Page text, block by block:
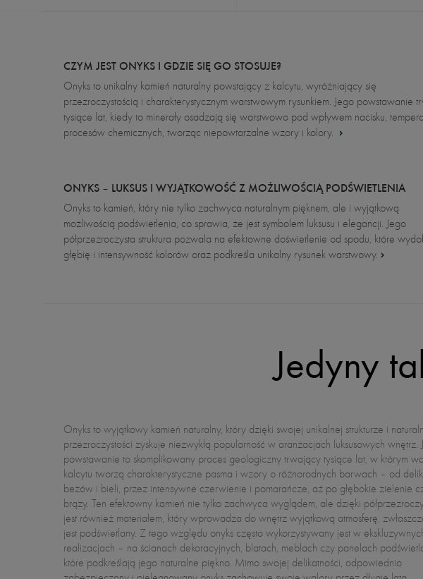
CZYM JEST ONYKS I GDZIE SIĘ GO STOSUJE?
Onyks to unikalny kamień naturalny powstający z kalcytu, wyróżniający się
przezroczystością i charakterystycznym warstwowym rysunkiem. Jego powstawanie
tysiące lat, kiedy to minerały osadzają się warstwowo pod wpływem nacisku,
procesów chemicznych, tworząc niepowtarzalne wzory i kolory.
ONYKS – LUKSUS I WYJĄTKOWOŚĆ Z MOŻLIWOŚCIĄ PODŚWIETLENIA
Onyks to kamień, który nie tylko zachwyca naturalnym pięknem, ale i wyjątkową
możliwością podświetlenia, co sprawia, że jest symbolem luksusu i elegancji. Jego
półprzezroczysta struktura pozwala na efektowne doświetlenie od spodu, które
głębię i intensywność kolorów oraz podkreśla unikalny rysunek warstwowy.
Jedyny
Onyks to wyjątkowy kamień naturalny, który dzięki swojej unikalnej strukturze i
przezroczystości zyskuje niezwykłą popularność w aranżacjach luksusowych wnętrz.
powstawanie to skomplikowany proces geologiczny trwający tysiące lat, w którym
kalcytu tworzą charakterystyczne pasma i wzory o różnorodnych barwach – od
beżów i bieli, przez intensywne czerwienie i pomarańcze, aż po głębokie zielenie
brązy. Ten efektowny kamień nie tylko zachwyca wyglądem, ale dzięki
jest również materiałem, który wprowadza do wnętrz wyjątkową atmosferę,
jest podświetlany. Z tego względu onyks często wykorzystywany jest w
realizacjach – na ścianach dekoracyjnych, blatach, meblach czy panelach
które podkreślają jego naturalne piękno. Mimo swojej delikatności, odpowiednio
oferujemy produkty najwyższej jakości, które idealnie sprawdzą się w realizacji
wymagających projektów, łącząc niepowtarzalny design z trwałością i
doskonały wybór dla osób poszukujących unikalnych rozwiązań i efektów
najwyższym poziomie. Onyks, ze względu na swoje właściwości optyczne,
tworzenie niezwykłych aranżacji świetlnych, które podnoszą prestiż każdej
czyniąc ją bardziej elegancką i wyjątkową. Dodatkowo, dzięki szerokiemu
kolorów i wzorów, każdy projekt z użyciem onyksu może stać się prawdziwym dziełem